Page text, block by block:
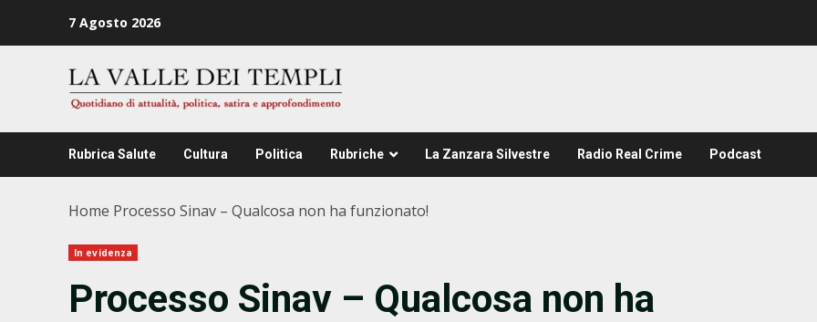
7 Agosto 2026
Rubrica Salute Cultura Politica Rubriche La Zanzara Silvestre Radio Real Crime Podcast
Home Processo Sinav – Qualcosa non ha funzionato!
In evidenza
Processo Sinav – Qualcosa non ha